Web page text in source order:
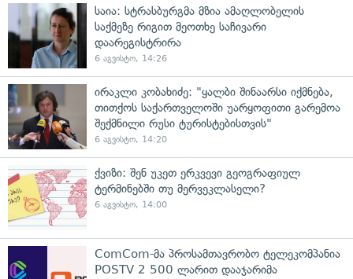
საია: სტრასბურგმა მზია ამაღლობელის
საქმეზე რიგით მეოთხე საჩივარი
დაარეგისტრირა
6 აგვისტო, 14:26
ირაკლი კობახიძე: "ყალბი შინაარსი იქმნება,
თითქოს საქართველოში უარყოფითი გარემოა
შექმნილი რუსი ტურისტებისთვის"
6 აგვისტო, 14:20
ქვიზი: შენ უკეთ ერკვევი გეოგრაფიულ
ტერმინებში თუ მერვეკლასელი?
6 აგვისტო, 14:00
ComCom-მა პროსამთავრობო ტელეკომპანია
POSTV 2 500 ლარით დააჯარიმა